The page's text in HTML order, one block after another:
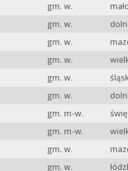
gm. w.
gm. w.
gm. w.
gm. w.
gm. w.
gm. w.
gm. m-w.
gm. m-w.
gm. w.
gm. w.